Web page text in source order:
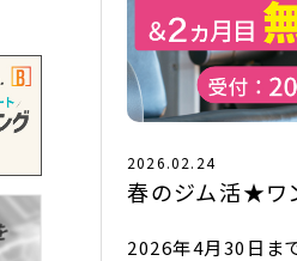
2026.02.24
春のジム活★ワ
2026年4月30日ま